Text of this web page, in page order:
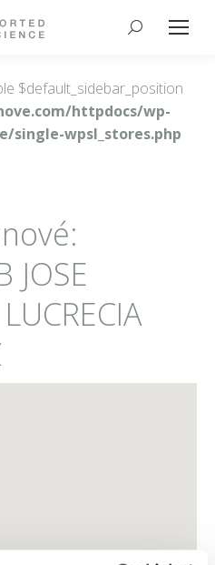
Buscar:
$default_sidebar_position
httpdocs/wp-
single-wpsl_stores.php
JOSE